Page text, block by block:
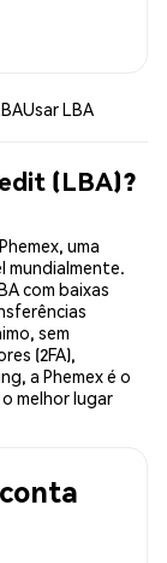
Usar LBA
(LBA)?
uma
mundialmente.
com baixas
sem
(2FA),
a Phemex é o
melhor lugar